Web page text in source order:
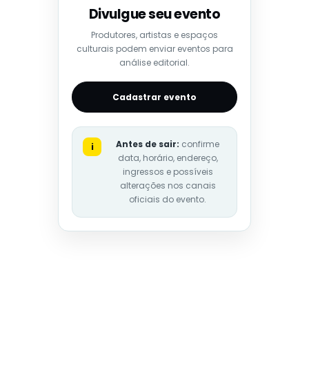
Divulgue seu evento
Produtores, artistas e espaços
culturais podem enviar eventos para
análise editorial.
Cadastrar evento
i Antes de sair: confirme
data, horário, endereço,
ingressos e possíveis
alterações nos canais
oficiais do evento.